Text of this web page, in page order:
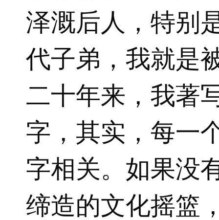
泽溉后人，特别
代子弟，我就是
二十年来，我著
字，其实，每一
字相关。如果没
缔造的文化摇篮